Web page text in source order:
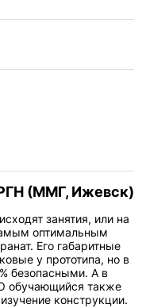
(ММГ, Ижевск)
занятия, или на
оптимальным
Его габаритные
у прототипа, но в
безопасными. А в
обучающийся также
конструкции.